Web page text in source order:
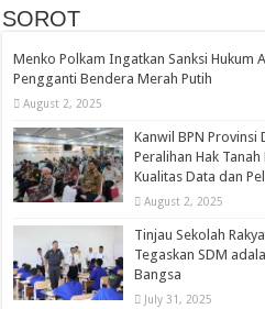
SOROT
Menko Polkam Ingatkan Sanksi Hukum
Pengganti Bendera Merah Putih
August 2, 2025
Kanwil BPN Provinsi
Peralihan Hak
Kualitas Data dan
August 2, 2025
Tinjau Sekolah
Tegaskan SDM
Bangsa
July 31, 2025